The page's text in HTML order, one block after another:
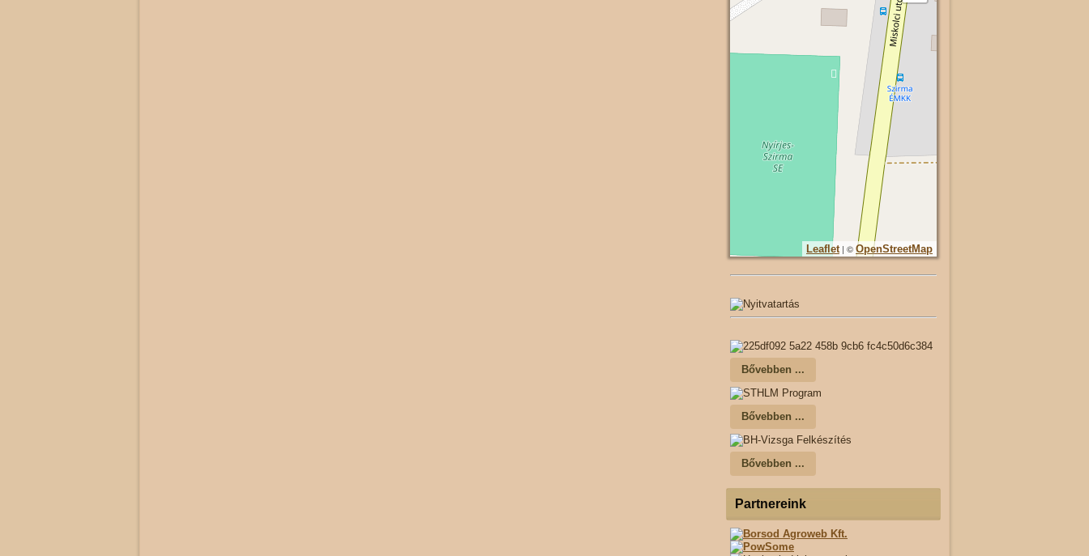
Leaflet | © OpenStreetMap
Bővebben ...
Bővebben ...
Bővebben ...
Partnereink